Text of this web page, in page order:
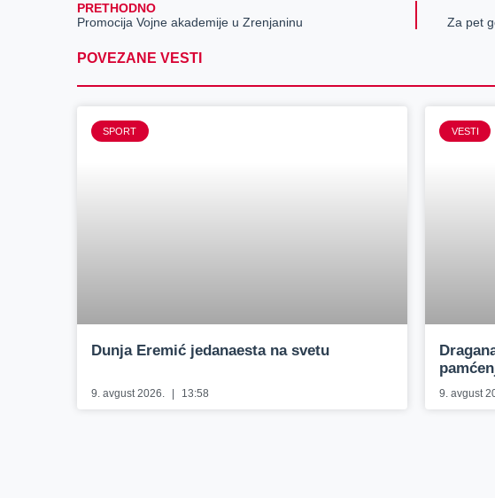
PRETHODNO
Promocija Vojne akademije u Zrenjaninu
Za pet
POVEZANE VESTI
SPORT
Dunja Eremić jedanaesta na svetu
9. avgust 2026. 13:58
VESTI
9. avgust